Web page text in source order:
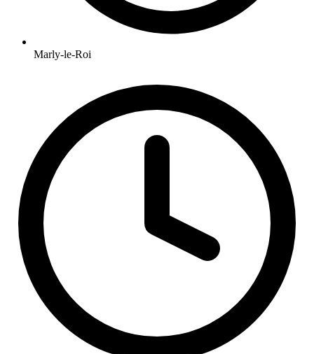
Marly-le-Roi